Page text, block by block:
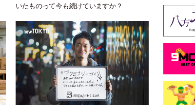
いたものって今も続けていますか？